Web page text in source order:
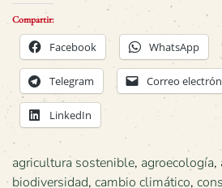
Compartir:
Facebook WhatsApp
Telegram Correo
LinkedIn
agricultura sostenible, agroecología,
biodiversidad, cambio climático,